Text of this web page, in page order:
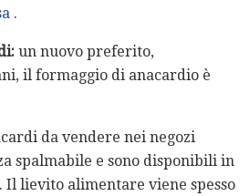
.
un nuovo preferito,
il formaggio di anacardio è
da vendere nei negozi
spalmabile e sono disponibili in
lievito alimentare viene spesso